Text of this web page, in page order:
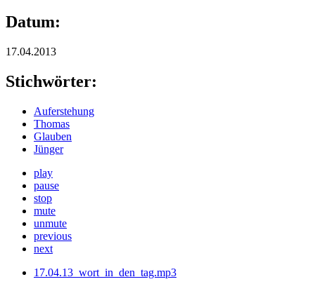
Datum:
17.04.2013
Stichwörter:
Auferstehung
Thomas
Glauben
Jünger
play
pause
stop
mute
unmute
previous
next
17.04.13_wort_in_den_tag.mp3